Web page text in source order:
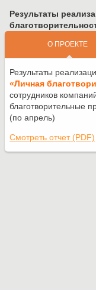
Результаты
О ПРОЕКТЕ
Результаты
«Личная
сотрудников
благотворительные
(по апрель)
Смотреть отчет (PDF)
полная версия